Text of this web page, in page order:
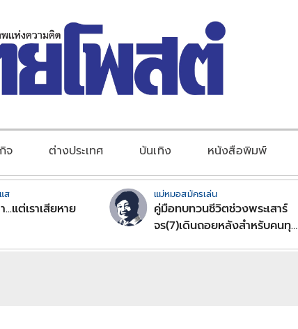
จ ต่างประเทศ บันเทิง หนังสือพิมพ์
ส
...แต่เราเสียหาย
แม่หมอสมัครเล่น
คู่มือทบทวนชีวิตช่วงพระเสาร์
จร(7)เดินถอยหลังสำหรับคนทุก